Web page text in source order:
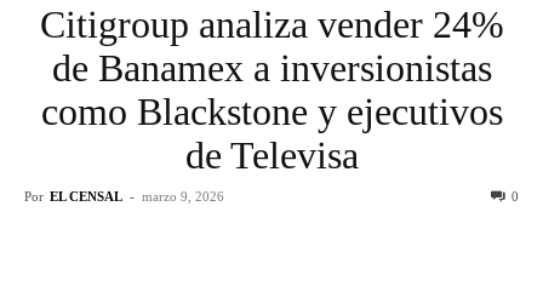
Citigroup analiza vender 24%
de Banamex a inversionistas
como Blackstone y ejecutivos
de Televisa
Por EL CENSAL - marzo 9, 2026 0